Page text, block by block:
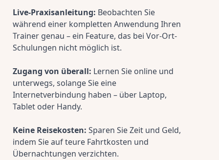
Live-Praxisanleitung: Beobachten Sie
während einer kompletten Anwendung Ihren
Trainer genau – ein Feature, das bei Vor-Ort-
Schulungen nicht möglich ist.
Zugang von überall: Lernen Sie online und
unterwegs, solange Sie eine
Internetverbindung haben – über Laptop,
Tablet oder Handy.
Keine Reisekosten: Sparen Sie Zeit und Geld,
indem Sie auf teure Fahrtkosten und
Übernachtungen verzichten.